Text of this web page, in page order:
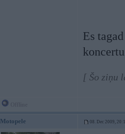
Es
[ Šo ziņu
Motopele 08. Dec 2009,